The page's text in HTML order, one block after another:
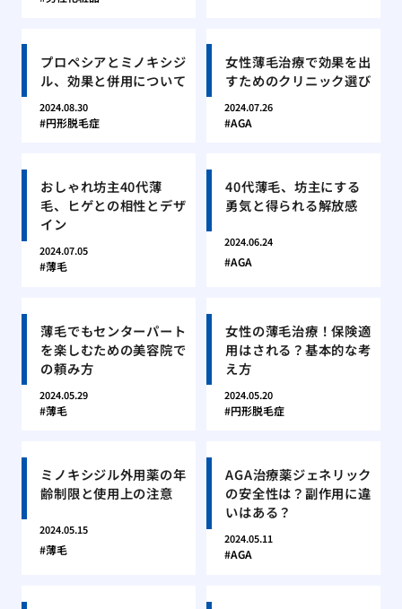
プロペシアとミノキシジ
ル、効果と併用について
2024.08.30
円形脱毛症
女性薄毛治療で効果を出
すためのクリニック選び
2024.07.26
AGA
おしゃれ坊主40代薄
毛、ヒゲとの相性とデザ
イン
2024.07.05
薄毛
40代薄毛、坊主にする
勇気と得られる解放感
2024.06.24
AGA
薄毛でもセンターパート
を楽しむための美容院で
の頼み方
2024.05.29
薄毛
女性の薄毛治療！保険適
用はされる？基本的な考
え方
2024.05.20
円形脱毛症
ミノキシジル外用薬の年
齢制限と使用上の注意
2024.05.15
薄毛
AGA治療薬ジェネリック
の安全性は？副作用に違
いはある？
2024.05.11
AGA